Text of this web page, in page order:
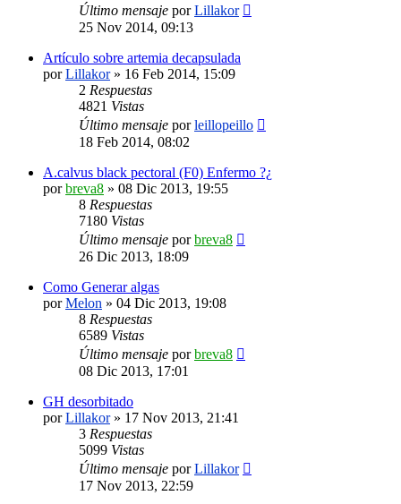
Último mensaje porLillakor
25 Nov 2014, 09:13
Artículo sobre artemia decapsulada
porLillakor» 16 Feb 2014, 15:09
2 Respuestas
4821 Vistas
Último mensaje porleillopeillo
18 Feb 2014, 08:02
A.calvus black pectoral (F0) Enfermo ?¿
porbreva8 » 08 Dic 2013, 19:55
8 Respuestas
7180 Vistas
Último mensaje porbreva8
26 Dic 2013, 18:09
Como Generar algas
porMelon » 04 Dic 2013, 19:08
8 Respuestas
6589 Vistas
Último mensaje porbreva8
08 Dic 2013, 17:01
GH desorbitado
porLillakor» 17 Nov 2013, 21:41
3 Respuestas
5099 Vistas
Último mensaje porLillakor
17 Nov 2013, 22:59